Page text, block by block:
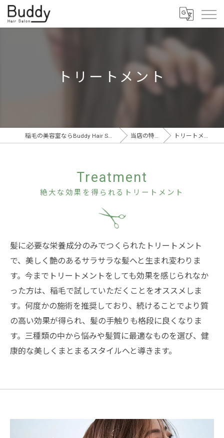
トリートメント
稲毛の美容室ならBuddy Hair Salon 当店の特徴 トリートメント
絶大な効果を得られるトリートメント
Treatment
髪に必要な栄養成分のみでつくられたトリートメント
で、美しく艶のあるサラサラな髪へと生まれ変わりま
す。今までトリートメントをしても効果を感じられなか
った方は、稲毛で試していただくことをオススメしま
す。何度かの施術を推奨しており、続けることでより質
の高い効果が得られ、髪の手触りも格段に良くなりま
す。三種類の中から悩みや髪質に最適なものを選び、健
康的な美しくまとまるスタイルへと導きます。